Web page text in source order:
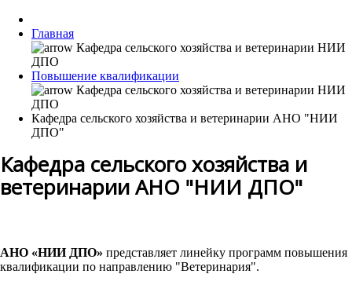
Главная
Повышение квалификации
Кафедра сельского хозяйства и ветеринарии АНО "НИИ
ДПО"
Кафедра сельского хозяйства и
ветеринарии АНО "НИИ ДПО"
АНО «НИИ ДПО» представляет линейку программ повышения
квалификации по направлению "Ветеринария".